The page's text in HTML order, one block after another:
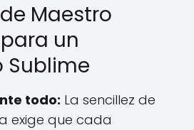
Maestro
un
Sublime
todo: La sencillez de
exige que cada